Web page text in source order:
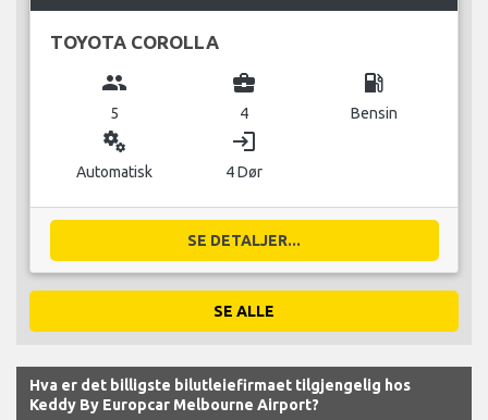
TOYOTA COROLLA
group
5
business_center
4
local_gas_station
Bensin
miscellaneous_services
Automatisk
login
4 Dør
SE DETALJER...
SE ALLE
Hva er det billigste bilutleiefirmaet tilgjengelig hos
Keddy By Europcar Melbourne Airport?